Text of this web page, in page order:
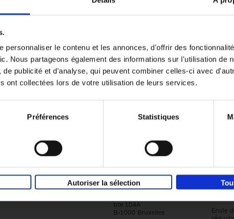
personnaliser le contenu et les annonces, d'offrir des
Nous partageons également des informations sur l'utilisation de
publicité et d'analyse, qui peuvent combiner celles-ci avec
ont collectées lors de votre utilisation de leurs services.
Préférences Statistiques
Autoriser la sélection
Planning to Promoting
Clo Willaerts
Couverture souple
352
Société
Qui sommes-nous?
Éditions Racine
Tour & Taxis
bte 104A
B-1000 Bruxelles
Envie